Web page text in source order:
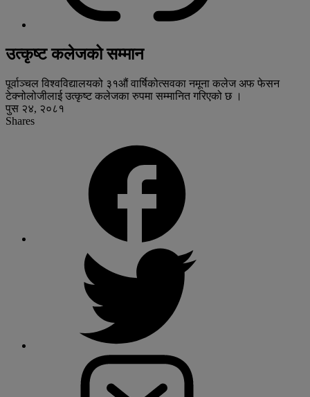
उत्कृष्ट कलेजको सम्मान
पूर्वाञ्चल विश्वविद्यालयको ३१औं वार्षिकोत्सवका नमूना कलेज अफ फेसन
टेक्नोलोजीलाई उत्कृष्ट कलेजका रुपमा सम्मानित गरिएको छ ।
पुस २४, २०८१
Shares